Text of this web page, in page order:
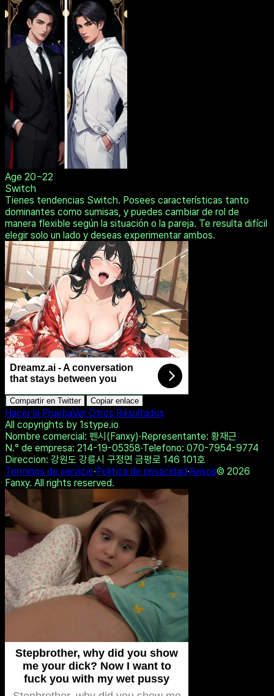
vault_2y8x
A1B2
Back
KO
EN JA ES
BDSM
Prueba Simple
Resultados
Age
20~22
Switch
Tienes tendencias Switch. Posees características tanto
dominantes como sumisas, y puedes cambiar de rol de
manera flexible según la situación o la pareja. Te resulta difícil
elegir solo un lado y deseas experimentar ambos.
Dreamz.ai - A conversation
that stays between you
Compartir en Twitter
Hacer la Prueba
Ver Otros Resultados
All copyrights by 1stype.io
Nombre comercial: 펜시(Fanxy) ·Representante
N.° de empresa: 214-19-05358 Telefono
Direccion: 강원도 강릉시 구정면 금평로 146 101호
Terminos de servicio Politica de privacidad
Fanxy. All rights reserved.